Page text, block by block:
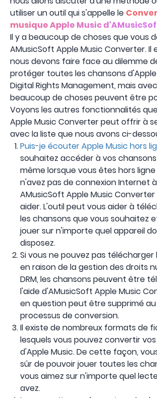
utiliser un outil qui s'appelle le
musique Apple Music
Il y a beaucoup de choses que vous
AMusicSoft Apple Music Converter. Il
nous devons faire face au dilemme
protéger toutes les chansons
Digital Rights Management, mais
beaucoup de choses peuvent être
Voyons les autres fonctionnalités
Apple Music Converter peut offrir à
avec la liste que nous avons ci-
Puis-je écouter Apple Music hors
souhaitez accéder à vos
même lorsque vous êtes hors
n'avez pas de connexion Internet
AMusicSoft Apple Music
aider. L'outil peut vous aider à
les chansons que vous souhaitez
jouer sur n'importe quel appareil
disposez.
Si vous ne pouvez pas télécharger
en raison de la gestion des droits
DRM, les chansons peuvent être
l'aide d'AMusicSoft Apple Music
en question peut être supprimé
processus de conversion.
Il existe de nombreux formats de
lesquels vous pouvez convertir
d'Apple Music. De cette façon,
sûr de pouvoir jouer toutes les
vous aimez sur n'importe quel
avez.